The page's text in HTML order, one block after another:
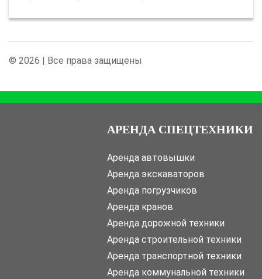
© 2026 | Все права защищены
АРЕНДА СПЕЦТЕХНИКИ
Аренда автовышки
Аренда экскаваторов
Аренда погрузчиков
Аренда кранов
Аренда дорожной техники
Аренда строительной техники
Аренда транспортной техники
Аренда коммунальной техники